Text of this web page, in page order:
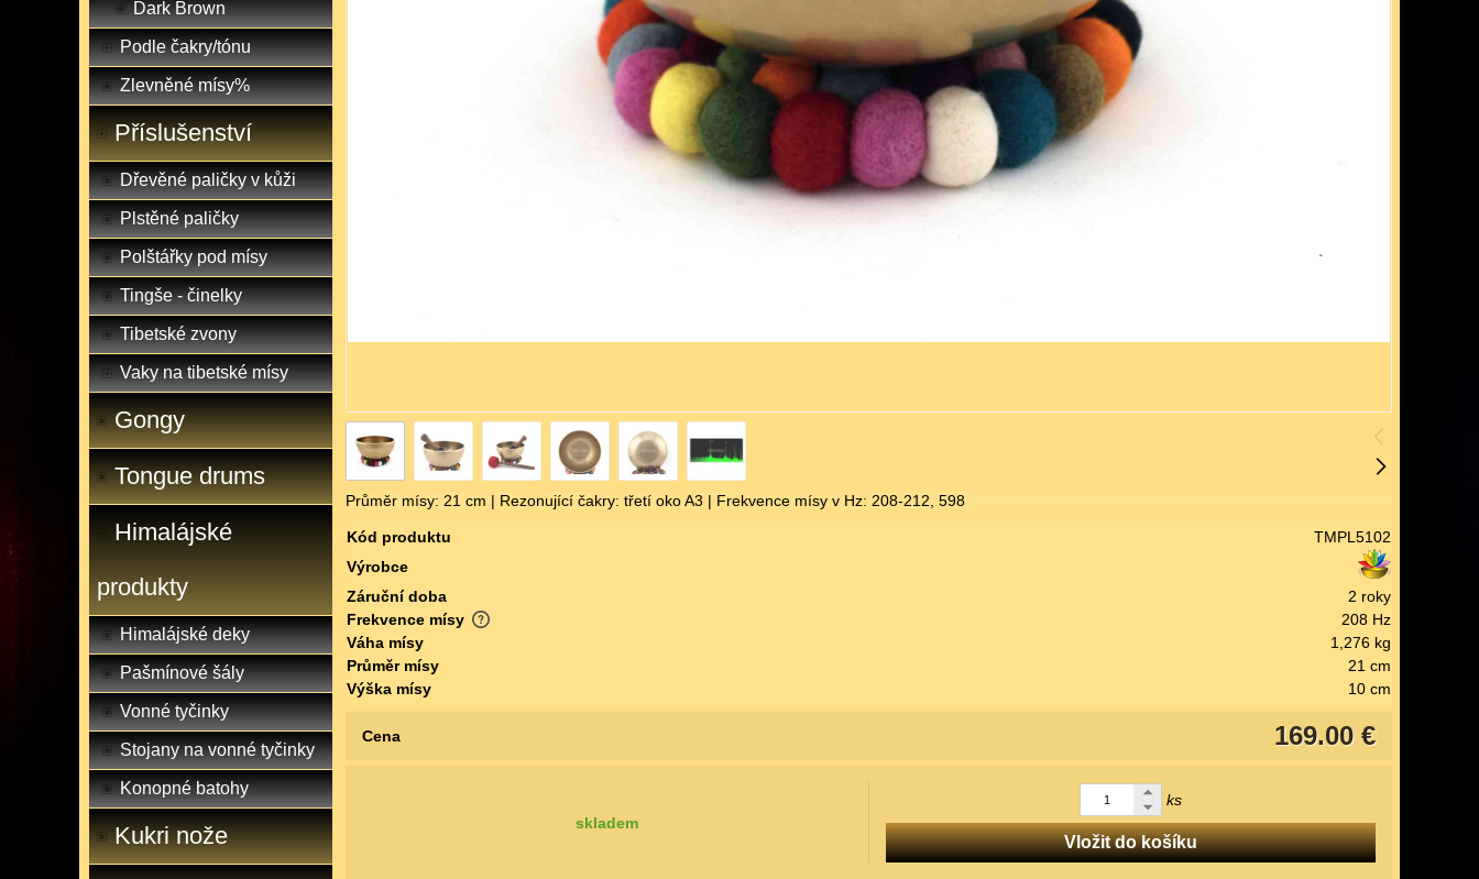
Dark Brown
Podle čakry/tónu
Zlevněné mísy%
Příslušenství
Dřevěné paličky v kůži
Plstěné paličky
Polštářky pod mísy
Tingše - činelky
Tibetské zvony
Vaky na tibetské mísy
Gongy
Tongue drums
Himalájské
produkty
Himalájské deky
Pašmínové šály
Vonné tyčinky
Stojany na vonné tyčinky
Konopné batohy
Kukri nože
Průměr mísy: 21 cm | Rezonující čakry: třetí oko A3 | Frekvence mísy v Hz: 208-212, 598
Kód produktu
TMPL5102
Výrobce
Záruční doba
2 roky
Frekvence mísy
208 Hz
Váha mísy
1,276 kg
Průměr mísy
21 cm
Výška mísy
10 cm
169.00 €
Cena
skladem
ks
Vložit do košíku